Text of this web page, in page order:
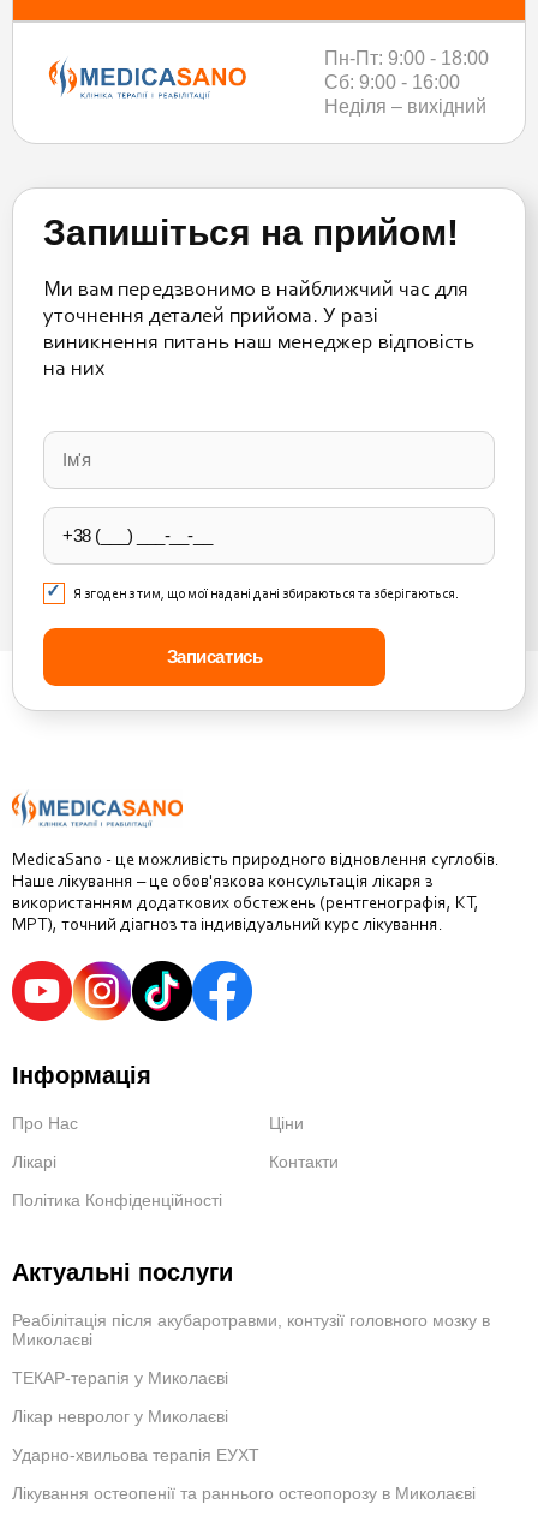
Пн-Пт: 9:00 - 18:00
Сб: 9:00 - 16:00
Неділя – вихідний
Запишіться на прийом!
Ми вам передзвонимо в найближчий час для
уточнення деталей прийома. У разі
виникнення питань наш менеджер відповість
на них
leave
this
field
empty.
Я згоден з тим, що мої надані дані збираються та зберігаються.
MedicaSano - це можливість природного відновлення суглобів.
Наше лікування – це обов'язкова консультація лікаря з
використанням додаткових обстежень (рентгенографія, КТ,
МРТ), точний діагноз та індивідуальний курс лікування.
Інформація
Про Нас
Ціни
Лікарі
Контакти
Політика Конфіденційності
Актуальні послуги
Реабілітація після акубаротравми, контузії головного мозку в
Миколаєві
ТЕКАР-терапія у Миколаєві
Лікар невролог у Миколаєві
Ударно-хвильова терапія ЕУХТ
Лікування остеопенії та раннього остеопорозу в Миколаєві